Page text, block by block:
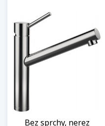
Bez sprchy, nerez